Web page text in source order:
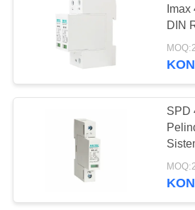
SITEMAP
KEBIJAKAN
PRIVASI
Surge
Device Type
DIN
SPD
SPD